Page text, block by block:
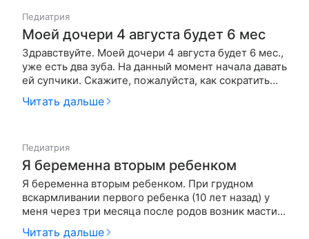
Педиатрия
Моей дочери 4 августа будет 6 мес
Здравствуйте. Моей дочери 4 августа будет 6 мес.,
уже есть два зуба. На данный момент начала давать
ей супчики. Скажите, пожалуйста, как сократить
ночные кормления? Или это в таком возрасте еще
можно давать грудь ночью? Ззаранее спасибо!
Читать дальше
Педиатрия
Я беременна вторым ребенком
Я беременна вторым ребенком. При грудном
вскармливании первого ребенка (10 лет назад) у
меня через три месяца после родов возник мастит
и была произведена операция. В больнице пробыла
Читать дальше